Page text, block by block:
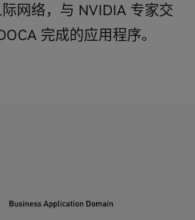
网络，与 NVIDIA 专家交
完成的应用程序。